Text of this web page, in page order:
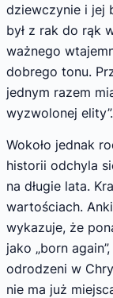
dziewczynie i jej
był z rak do rąk
ważnego
dobrego tonu.
jednym razem
wyzwolonej elity”.
Wokoło jednak
historii odchyla
na długie lata.
wartościach.
wykazuje, że
jako „born
odrodzeni w
nie ma już